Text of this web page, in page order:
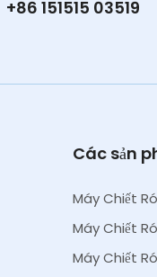
+86 151515 03519
Các sản
Máy Chiết
Máy Chiết
Máy Chiết